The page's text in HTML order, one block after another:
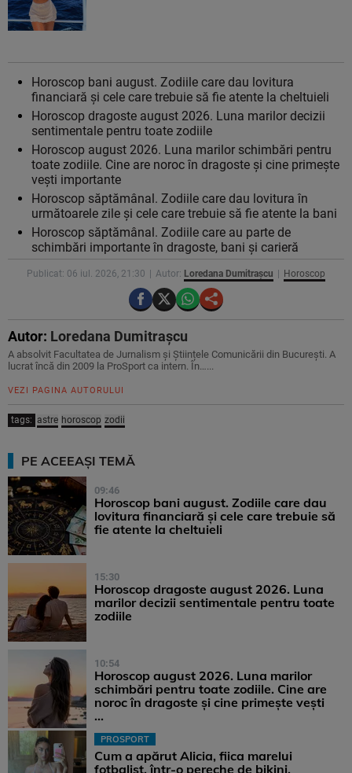
Horoscop bani august. Zodiile care dau lovitura
financiară și cele care trebuie să fie atente la cheltuieli
Horoscop dragoste august 2026. Luna marilor decizii
sentimentale pentru toate zodiile
Horoscop august 2026. Luna marilor schimbări pentru
toate zodiile. Cine are noroc în dragoste și cine primește
vești importante
Horoscop săptămânal. Zodiile care dau lovitura în
următoarele zile și cele care trebuie să fie atente la bani
Horoscop săptămânal. Zodiile care au parte de
schimbări importante în dragoste, bani și carieră
Publicat: 06 iul. 2026, 21:30 Autor: Loredana Dumitrașcu Horoscop
Autor: Loredana Dumitrașcu
A absolvit Facultatea de Jurnalism și Științele Comunicării din București. A
lucrat încă din 2009 la ProSport ca intern. În…...
VEZI PAGINA AUTORULUI
tags: astre horoscop zodii
PE ACEEAȘI TEMĂ
09:46
Horoscop bani august. Zodiile care dau
lovitura financiară și cele care trebuie să
fie atente la cheltuieli
15:30
Horoscop dragoste august 2026. Luna
marilor decizii sentimentale pentru toate
zodiile
10:54
Horoscop august 2026. Luna marilor
schimbări pentru toate zodiile. Cine are
noroc în dragoste și cine primește vești
...
PROSPORT
Cum a apărut Alicia, fiica marelui
fotbalist, într-o pereche de bikini.